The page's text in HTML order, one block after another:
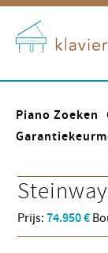
Piano Zoeken
Prijs:74.950 €